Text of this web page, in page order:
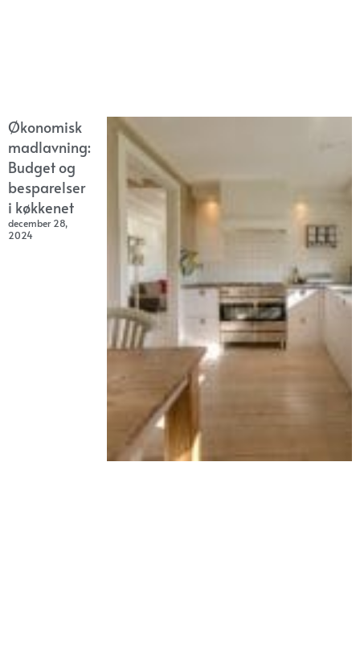
Økonomisk
madlavning:
Budget og
besparelser
i køkkenet
december 28,
2024